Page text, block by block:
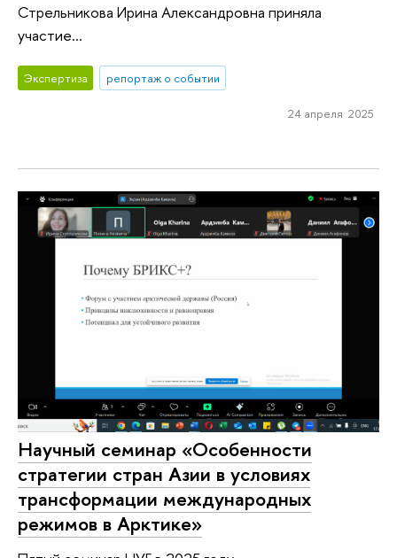
Стрельникова Ирина Александровна приняла
участие...
Экспертиза репортаж о событии
24 апреля 2025
Научный семинар «Особенности
стратегии стран Азии в условиях
трансформации международных
режимов в Арктике»